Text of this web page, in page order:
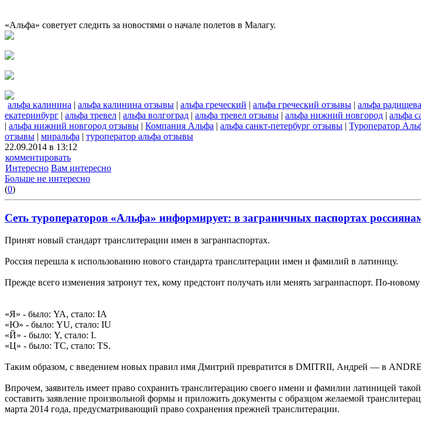
«Альфа» советует следить за новостями о начале полетов в Малагу.
альфа калинина | альфа калинина отзывы | альфа греческий | альфа греческий отзывы | альфа радищева
екатеринбург | альфа тревел | альфа волгоград | альфа тревел отзывы | альфа нижний новгород | альфа
| альфа нижний новгород отзывы | Компания Альфа | альфа санкт-петербург отзывы | Туроператор
отзывы | миральфа | туроператор альфа отзывы
22.09.2014 в 13:12
комментировать
Интересно Вам интересно
Больше не интересно
(0)
Сеть туроператоров «Альфа» информирует: в заграничных паспортах
Принят новый стандарт транслитерации имен в загранпаспортах.
Россия перешла к использованию нового стандарта транслитерации имен и фамилий в латиницу.
Прежде всего изменения затронут тех, кому предстоит получать или менять загранпаспорт. По-
«Я» - было: YA, стало: IA
«Ю» - было: YU, стало: IU
«Й» - было: Y, стало: I.
«Ц» - было: TC, стало: TS.
Таким образом, с введением новых правил имя Дмитрий превратится в DMITRII, Андрей — в
Впрочем, заявитель имеет право сохранить транслитерацию своего имени и фамилии латиницей
составить заявление произвольной формы и приложить документы с образцом желаемой
марта 2014 года, предусматривающий право сохранения прежней транслитерации.